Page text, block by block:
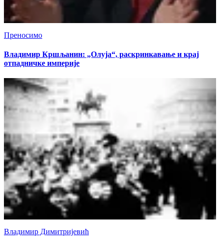
Преносимо
Владимир Кршљанин: „Олуја“, раскринкавање и крај
отпадничке империје
Владимир Димитријевић